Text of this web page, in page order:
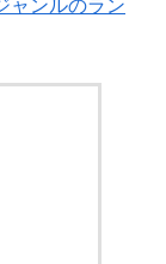
ャンルのラン